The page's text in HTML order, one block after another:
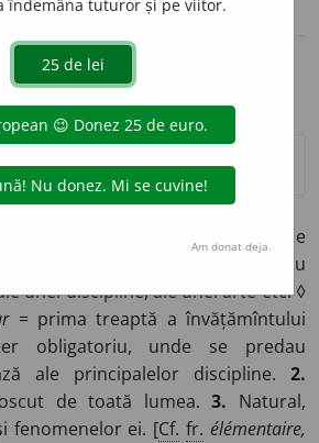
volume_up (20)
Care constituie un element; de
cuprinde primele noțiuni sau
unei discipline, ale unei arte etc. ◊
= prima treaptă a învățămîntului
obligatoriu, unde se predau
ale principalelor discipline. 2.
de toată lumea.3. Natural,
fenomenelor ei. [Cf. fr. élémentaire,
îndemâna tuturor și pe viitor.
Am donat deja.